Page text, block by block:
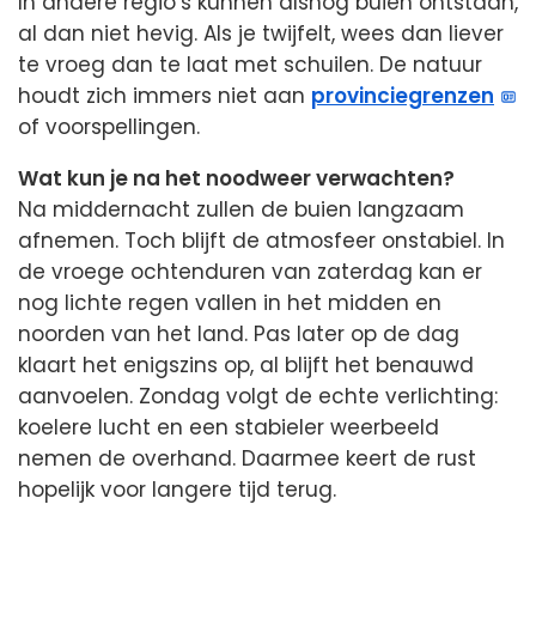
al dan niet hevig. Als je twijfelt, wees dan liever
te vroeg dan te laat met schuilen. De natuur
houdt zich immers niet aan provinciegrenzen
of voorspellingen.
Wat kun je na het noodweer verwachten?
Na middernacht zullen de buien langzaam
afnemen. Toch blijft de atmosfeer onstabiel. In
de vroege ochtenduren van zaterdag kan er
nog lichte regen vallen in het midden en
noorden van het land. Pas later op de dag
klaart het enigszins op, al blijft het benauwd
aanvoelen. Zondag volgt de echte verlichting:
koelere lucht en een stabieler weerbeeld
nemen de overhand. Daarmee keert de rust
hopelijk voor langere tijd terug.